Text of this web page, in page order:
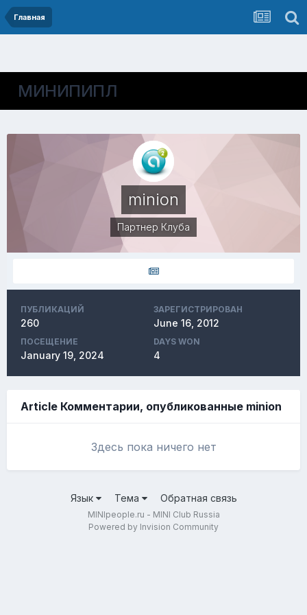
Главная
МИНИПИПЛ
minion
Партнер Клуба
ПУБЛИКАЦИЙ
260
ЗАРЕГИСТРИРОВАН
June 16, 2012
ПОСЕЩЕНИЕ
January 19, 2024
DAYS WON
4
Article Комментарии, опубликованные minion
Здесь пока ничего нет
Язык Тема Обратная связь
MINIpeople.ru - MINI Club Russia
Powered by Invision Community